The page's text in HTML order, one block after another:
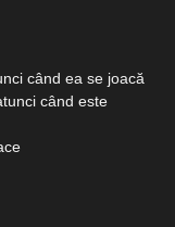
când ea se joacă
când este